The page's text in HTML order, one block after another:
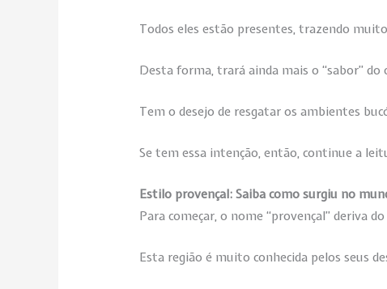
Todos eles estão presentes, trazendo
Desta forma, trará ainda mais o “sabor”
Tem o desejo de resgatar os ambientes
Se tem essa intenção, então, continue a
Estilo provençal: Saiba como surgiu no
Para começar, o nome “provençal” deriva
Esta região é muito conhecida pelos seus